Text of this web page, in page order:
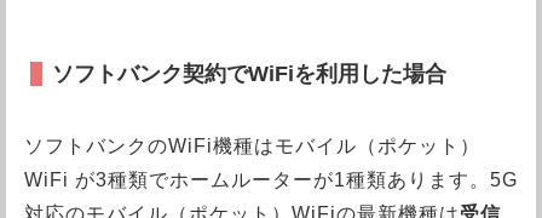
ソフトバンク契約でWiFiを利用した場合
ソフトバンクのWiFi機種はモバイル（ポケット）
WiFi が3種類でホームルーターが1種類あります。5G
対応のモバイル（ポケット）WiFiの最新機種は受信